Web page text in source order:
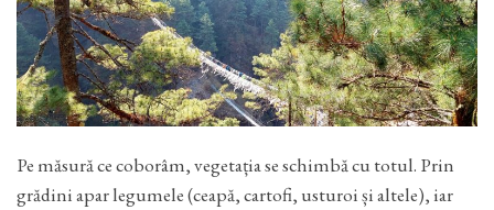
Pe măsură ce coborâm, vegetația se schimbă cu totul. Prin
grădini apar legumele (ceapă, cartofi, usturoi și altele), iar